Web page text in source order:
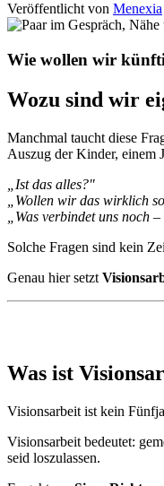
Veröffentlicht von Menexia
Wie wollen wir
Wozu sind wir
Manchmal taucht diese
Auszug der Kinder, einem
„Ist das alles?"
„Wollen wir das wirklich
„Was verbindet uns noch
Solche Fragen sind kein
Genau hier setzt
Was ist
Visionsarbeit ist kein
Visionsarbeit bedeutet:
seid loszulassen.